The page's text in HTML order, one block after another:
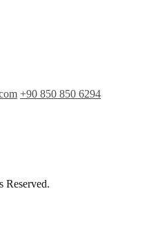
+90 850 850 6294
Reserved.